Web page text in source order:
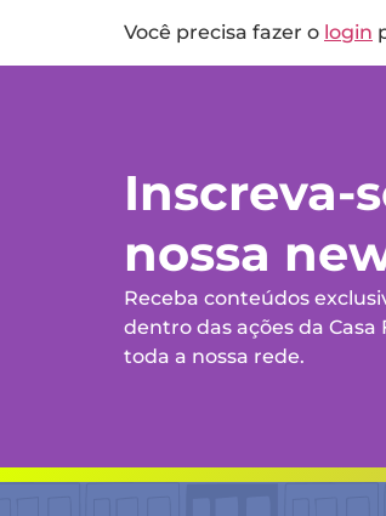
Você precisa fazer o login
Inscreva-
nossa
Receba conteúdos
dentro das ações da Casa
toda a nossa rede.